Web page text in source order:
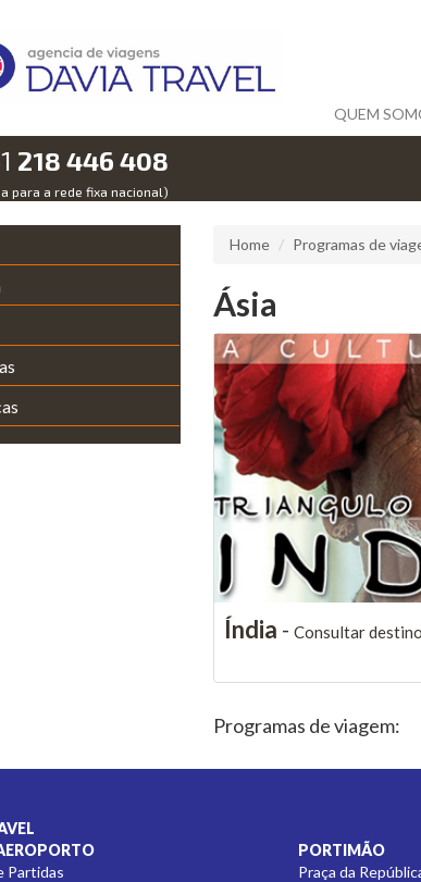
QUEM
218 446 408
para a rede fixa nacional)
Home Programas de
Ásia
Índia - Consultar
Programas de viagem:
Partidas
PORTIMÃO
Praça da